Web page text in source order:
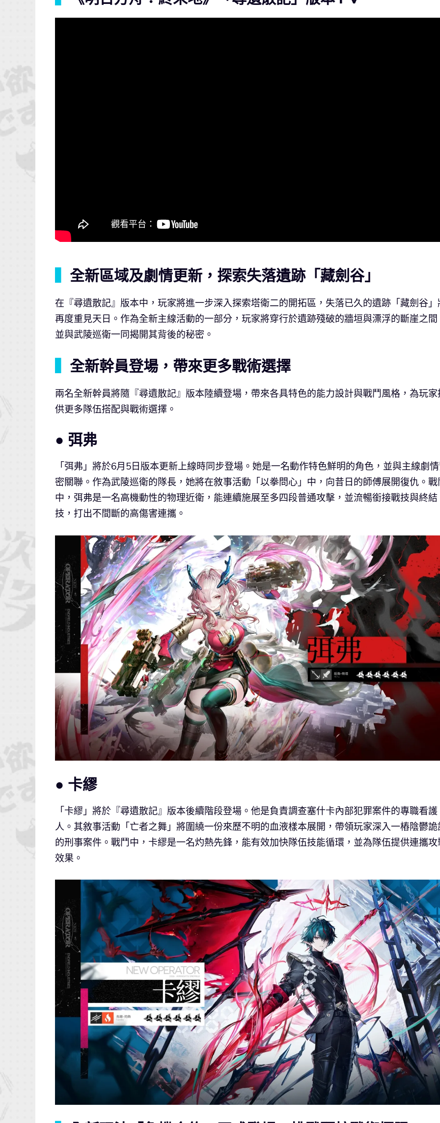
全新區域及劇情更新，探索失落遺跡「藏劍谷」
在『尋遺散記』版本中，玩家將進一步深入探索塔衛二的開拓區，失落已久的遺跡「藏劍谷」
再度重見天日。作為全新主線活動的一部分，玩家將穿行於遺跡殘破的牆垣與漂浮的斷崖之間
並與武陵巡衛一同揭開其背後的秘密。
全新幹員登場，帶來更多戰術選擇
兩名全新幹員將隨『尋遺散記』版本陸續登場，帶來各具特色的能力設計與戰鬥風格，為玩家
供更多隊伍搭配與戰術選擇。
● 弭弗
「弭弗」將於6月5日版本更新上線時同步登場。她是一名動作特色鮮明的角色，並與主線劇
密關聯。作為武陵巡衛的隊長，她將在敘事活動「以拳問心」中，向昔日的師傅展開復仇。戰
中，弭弗是一名高機動性的物理近衛，能連續施展至多四段普通攻擊，並流暢銜接戰技與終結
技，打出不間斷的高傷害連攜。
● 卡繆
「卡繆」將於『尋遺散記』版本後續階段登場。他是負責調查塞什卡內部犯罪案件的專職看護
人。其敘事活動「亡者之舞」將圍繞一份來歷不明的血液樣本展開，帶領玩家深入一樁陰鬱詭
的刑事案件。戰鬥中，卡繆是一名灼熱先鋒，能有效加快隊伍技能循環，並為隊伍提供連攜攻
效果。